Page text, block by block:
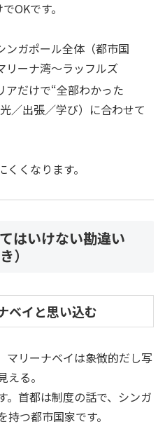
OKです。
ンガポール全体（都市国
リーナ湾〜ラッフルズ
アだけで“全部わかった
／出張／学び）に合わせて
くなります。
はいけない勘違い
）
ベイと思い込む
マリーナベイは象徴的だし写
る。
。首都は制度の話で、シンガ
つ都市国家です。